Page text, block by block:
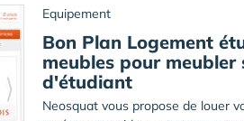
Equipement
Bon Plan Logement
meubles pour meubler
d'étudiant
Neosquat vous propose de louer